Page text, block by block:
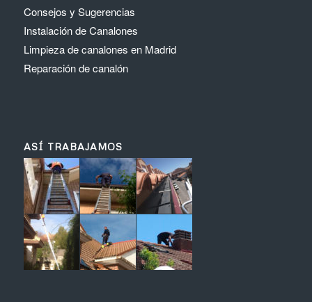
Consejos y Sugerencias
Instalación de Canalones
Limpieza de canalones en Madrid
Reparación de canalón
ASÍ TRABAJAMOS